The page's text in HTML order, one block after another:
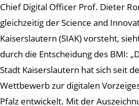
Chief Digital Officer Prof. Dieter
gleichzeitig der Science and
Kaiserslautern (SIAK) vorsteht,
durch die Entscheidung des BMI:
Stadt Kaiserslautern hat sich seit
Wettbewerb zur digitalen
Pfalz entwickelt. Mit der